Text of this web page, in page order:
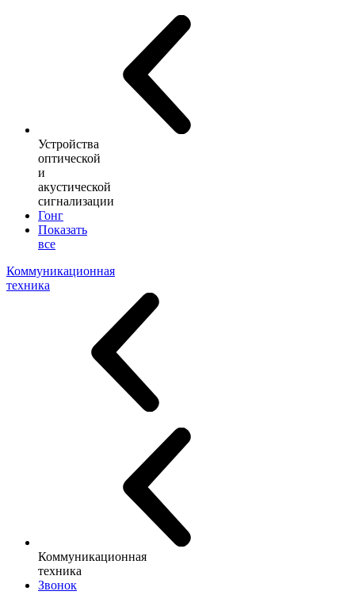
Устройства
оптической
и
акустической
сигнализации
Гонг
Показать
все
Коммуникационная
техника
Коммуникационная
техника
Звонок